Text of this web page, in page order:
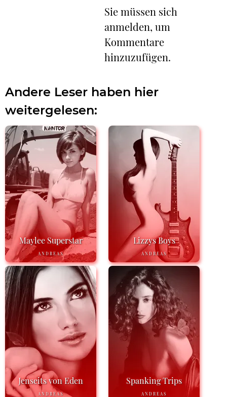
Sie müssen sich
anmelden, um
Kommentare
hinzuzufügen.
Andere Leser haben hier
weitergelesen:
Maylee Superstar
ANDREAS
Lizzys Boys
ANDREAS
Jenseits von Eden
ANDREAS
Spanking Trips
ANDREAS